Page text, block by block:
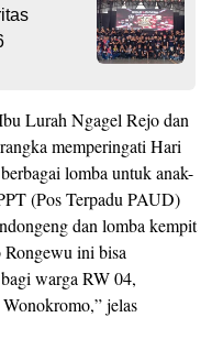
Lurah Ngagel Rejo dan
memperingati Hari
lomba untuk anak-
(Pos Terpadu PAUD)
dan lomba kempit
ini bisa
warga RW 04,
jelas